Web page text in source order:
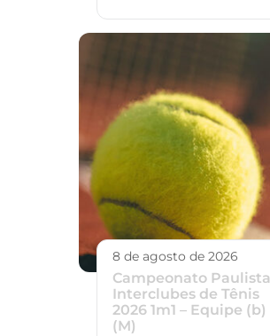
8 de agosto de 2026
Campeonato Paulista
Interclubes de Tênis
2026 1m1 – Equipe (b)
(M)